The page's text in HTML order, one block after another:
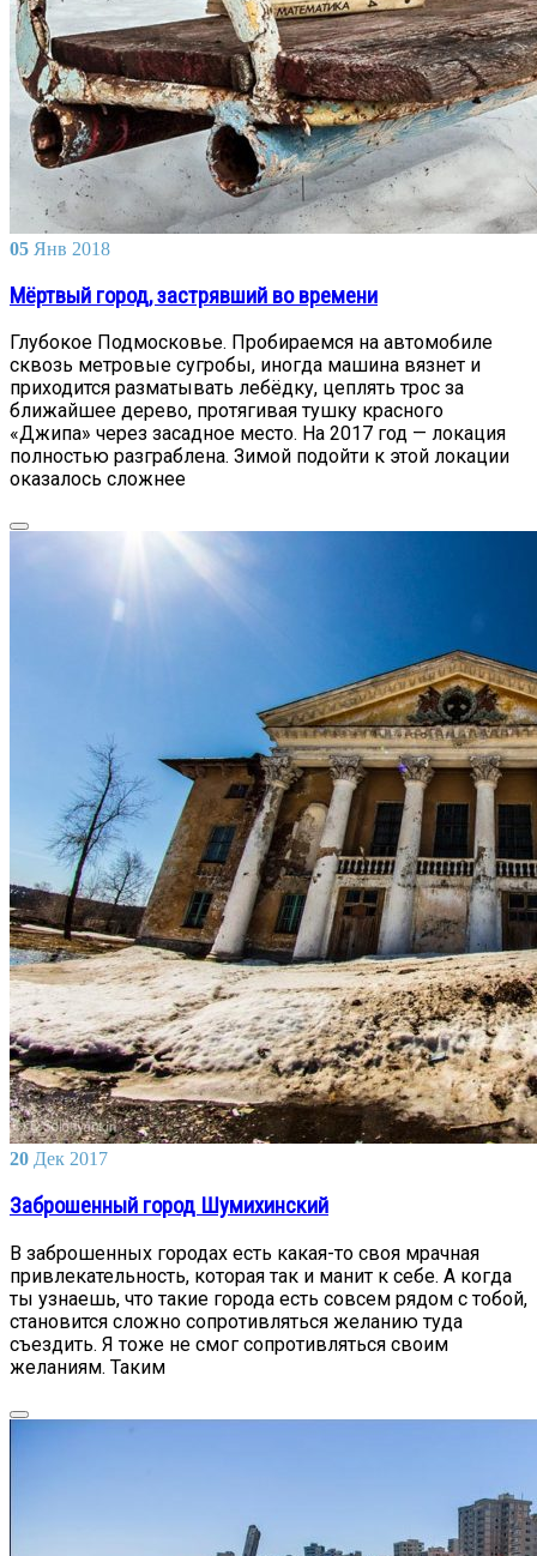
05 Янв 2018
Мёртвый город, застрявший во времени
Глубокое Подмосковье. Пробираемся на автомобиле
сквозь метровые сугробы, иногда машина вязнет и
приходится разматывать лебёдку, цеплять трос за
ближайшее дерево, протягивая тушку красного
«Джипа» через засадное место. На 2017 год — локация
полностью разграблена. Зимой подойти к этой локации
оказалось сложнее
20 Дек 2017
Заброшенный город Шумихинский
В заброшенных городах есть какая-то своя мрачная
привлекательность, которая так и манит к себе. А когда
ты узнаешь, что такие города есть совсем рядом с тобой,
становится сложно сопротивляться желанию туда
съездить. Я тоже не смог сопротивляться своим
желаниям. Таким